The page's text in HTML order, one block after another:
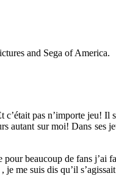
and Sega of America.
pas n’importe jeu! Il
autant sur moi! Dans
pour beaucoup de fans
me suis dis qu’il